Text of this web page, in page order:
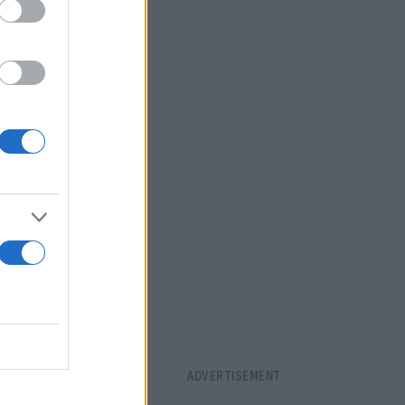
βάση,
με τα
ενός
τότε
την
ή οι